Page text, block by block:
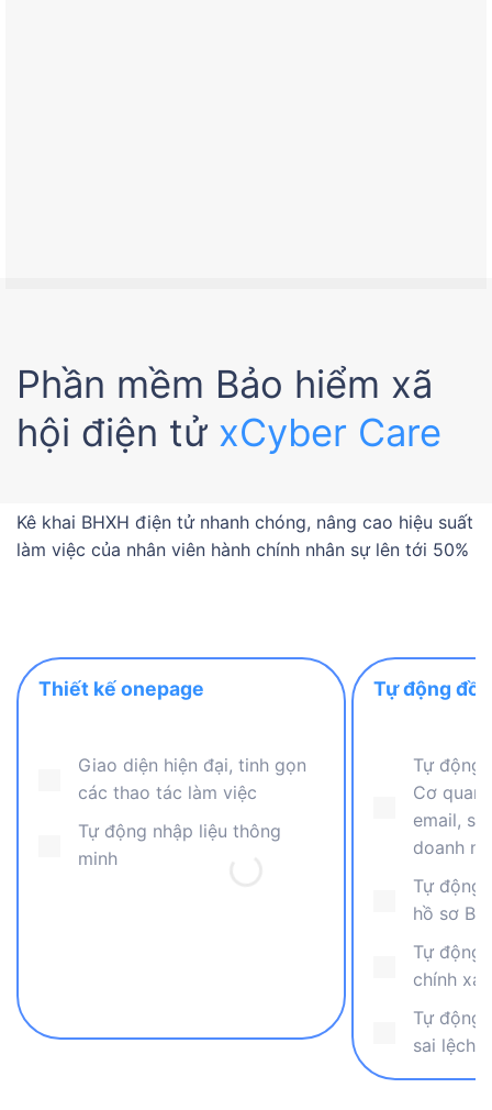
Phần mềm Bảo hiểm xã
hội điện tử xCyber Care
Kê khai BHXH điện tử nhanh chóng, nâng cao hiệu suất
làm việc của nhân viên hành chính nhân sự lên tới 50%
Thiết kế onepage
Giao diện hiện đại, tinh gọn
các thao tác làm việc
Tự động nhập liệu thông
minh
Tự động
Tự động
Cơ quan
email,
doanh
Tự động
hồ sơ
Tự động
chính
Tự động
sai lệch